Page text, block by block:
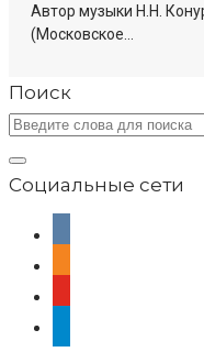
Автор музыки Н.Н.
(Московское...
Поиск
Социальные сети